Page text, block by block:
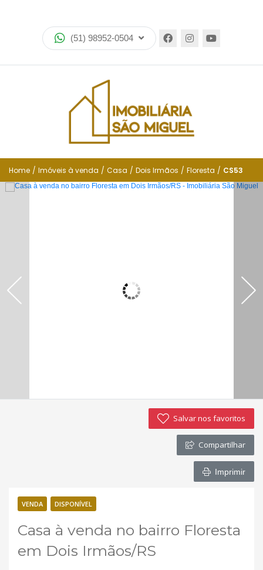
(51) 98952-0504
Imóveis
Encomende seu imóvel
Financiamento
Negocie seu imóvel
Contato
Home / Imóveis à venda / Casa / Dois Irmãos / Floresta / CS53
Salvar nos favoritos
Compartilhar
Imprimir
VENDA DISPONÍVEL
Casa à venda no bairro Floresta
em Dois Irmãos/RS